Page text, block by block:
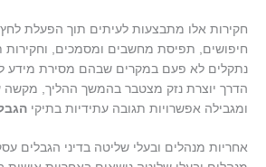
חקירות אלו מתבצעות לעיתים תוך הפעלת
חיפושים, תפיסת מחשבים ומסמכים, וחקירות
נתקלים לא פעם במקרים שבהם מסירת מידע
הדרך יוצרת נזק מצטבר בהמשך ההליך, מקשה
ומגבילה אפשרויות תגובה עתידיות בתיקי
אחריות מנהלים ובעלי שליטה בדיני הגבלים